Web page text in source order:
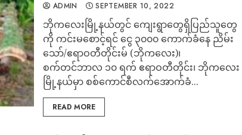
ADMIN SEPTEMBER 10, 2022
ဘိုကလေးမြို့နယ်တွင် ကျေးရွာတွေရှိပြည်သူတွေ
ကို ကင်းမစောင့်ရင် ငွေ ၃၀၀၀ ကောက်ခံနေ ညိမ်း
သော်/ဧရာဝတီတိုင်းမ် (ဘိုကလေး)၊
စက်တင်ဘာလ ၁၀ ရက် ဧရာဝတီတိုင်း၊ ဘိုကလေး
မြို့နယ်မှာ စစ်ကောင်စီလက်အောက်ခံ...
READ MORE